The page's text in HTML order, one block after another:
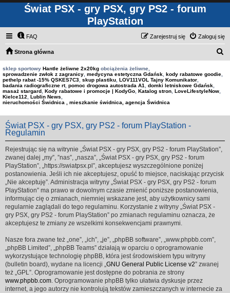
Świat PSX - gry PSX, gry PS2 - forum
PlayStation
FAQ Zaloguj się
Zarejestruj się
Strona główna
sklep sportowy Hantle żeliwne 2x20kg obciążenia żeliwne,
sprowadzenie zwłok z zagranicy medycyna estetyczna Gdańsk kody rabatowe goodie
pethelp rabat -15% QSKES7C3 skup plastiku LOV111VOL Tajny Komunikator
badania radiograficzne rt, pomoc drogowa autostrada A1 domki letniskowe Gdańsk
masaż stargard Kody rabatowe i promocje | KodyGo Katalog stron LoveLifestyleNow
Kielce112
Lublin News
nieruchomości Świdnica , mieszkanie świdnica, agencja Świdnica
Świat PSX - gry PSX, gry PS2 - forum PlayStation -
Regulamin
Rejestrując się na witrynie „Świat PSX - gry PSX, gry PS2 - forum PlayStation”,
zwanej dalej „my”, ”nas”, „nasza”, „Świat PSX - gry PSX, gry PS2 - forum
PlayStation”, „https://swiatpsx.pl”, akceptujesz wyszczególnione poniżej
postanowienia. Jeśli ich nie akceptujesz, opuść to miejsce, naciskając przycisk
„Nie akceptuję”. Administracja witryny „Świat PSX - gry PSX, gry PS2 - forum
PlayStation” ma prawo w dowolnym czasie zmienić poniższe postanowienia,
informując cię o zmianach, niemniej wskazane jest, aby użytkownicy sami
regularnie zaglądali do tego regulaminu. Korzystanie z witryny „Świat PSX -
gry PSX, gry PS2 - forum PlayStation” po zmianach regulaminu oznacza, że
akceptujesz te zmiany ze wszelkimi konsekwencjami prawnymi.
Nasze fora zwane też „one”, „ich”, „je”, „phpBB software”, „www.phpbb.com”,
„phpBB Limited”, „phpBB Teams” działają w oparciu o oprogramowanie
wykorzystujące technologię phpBB, która jest środowiskiem typu witryny
(bulletin board), wydane na licencji „GNU General Public License v2” zwanej
też „GPL”. Oprogramowanie jest dostępne do pobrania ze strony
www.phpbb.com. Oprogramowanie phpBB tylko ułatwia dyskusje przez
internet, a jego autorzy nie kontrolują tekstów zamieszczanych w internecie za